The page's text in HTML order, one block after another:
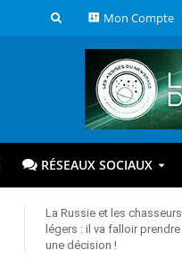
Mon Compte
RÉSEAUX SOCIAUX
La Russie et les chasseurs
légers : il va falloir prendre
une décision !